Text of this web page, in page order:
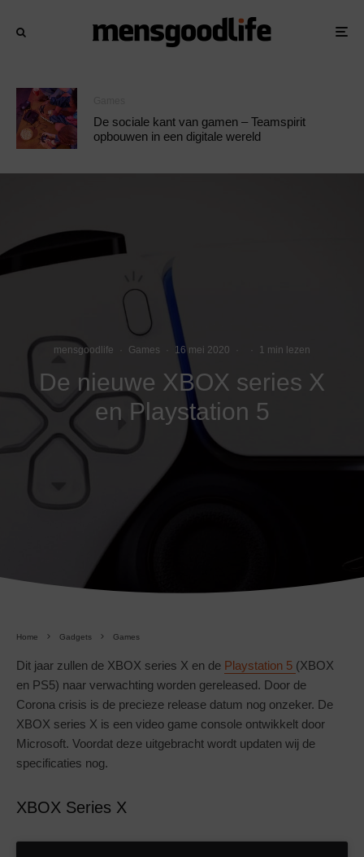
De sociale kant van gamen – Teamspirit
opbouwen in een digitale wereld
mensgoodlife Games 16 mei 2020 1 min lezen
De nieuwe XBOX series X
en Playstation 5
Home Gadgets Games
Dit jaar zullen de XBOX series X en de Playstation 5 (XBOX
en PS5) naar verwachting worden gereleased. Door de
Corona crisis is de precieze release datum nog onzeker. De
XBOX series X is een video game console ontwikkelt door
Microsoft. Voordat deze uitgebracht wordt updaten wij de
specificaties nog.
XBOX Series X